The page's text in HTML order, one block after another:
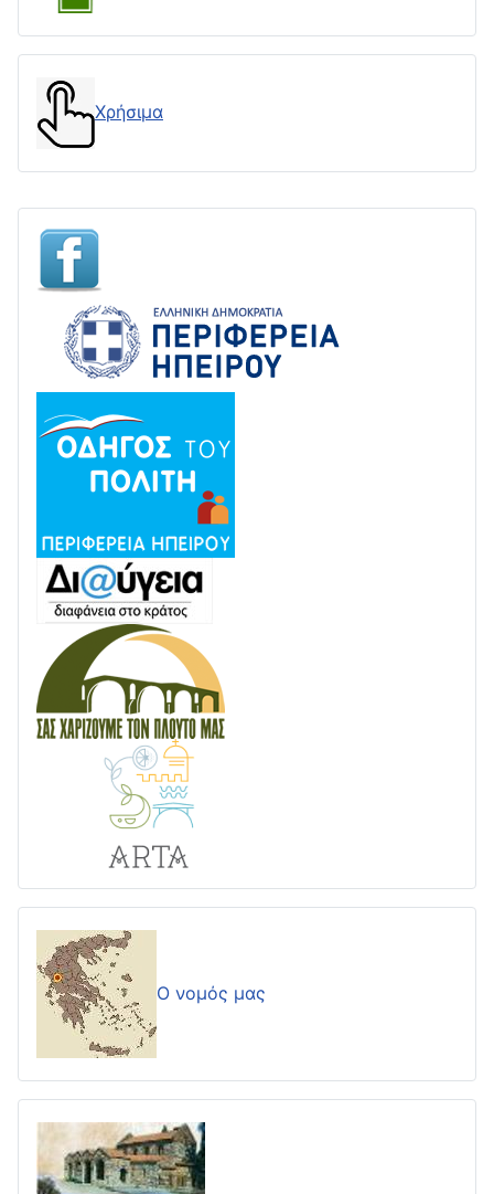
Ο νομός μας
Χρήσιμα